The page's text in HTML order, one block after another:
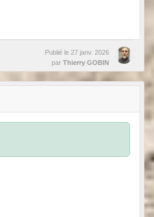
Publié le 27 janv. 2026
par Thierry GOBIN